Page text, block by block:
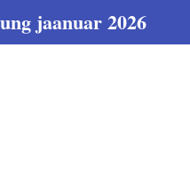
jaanuar 2026